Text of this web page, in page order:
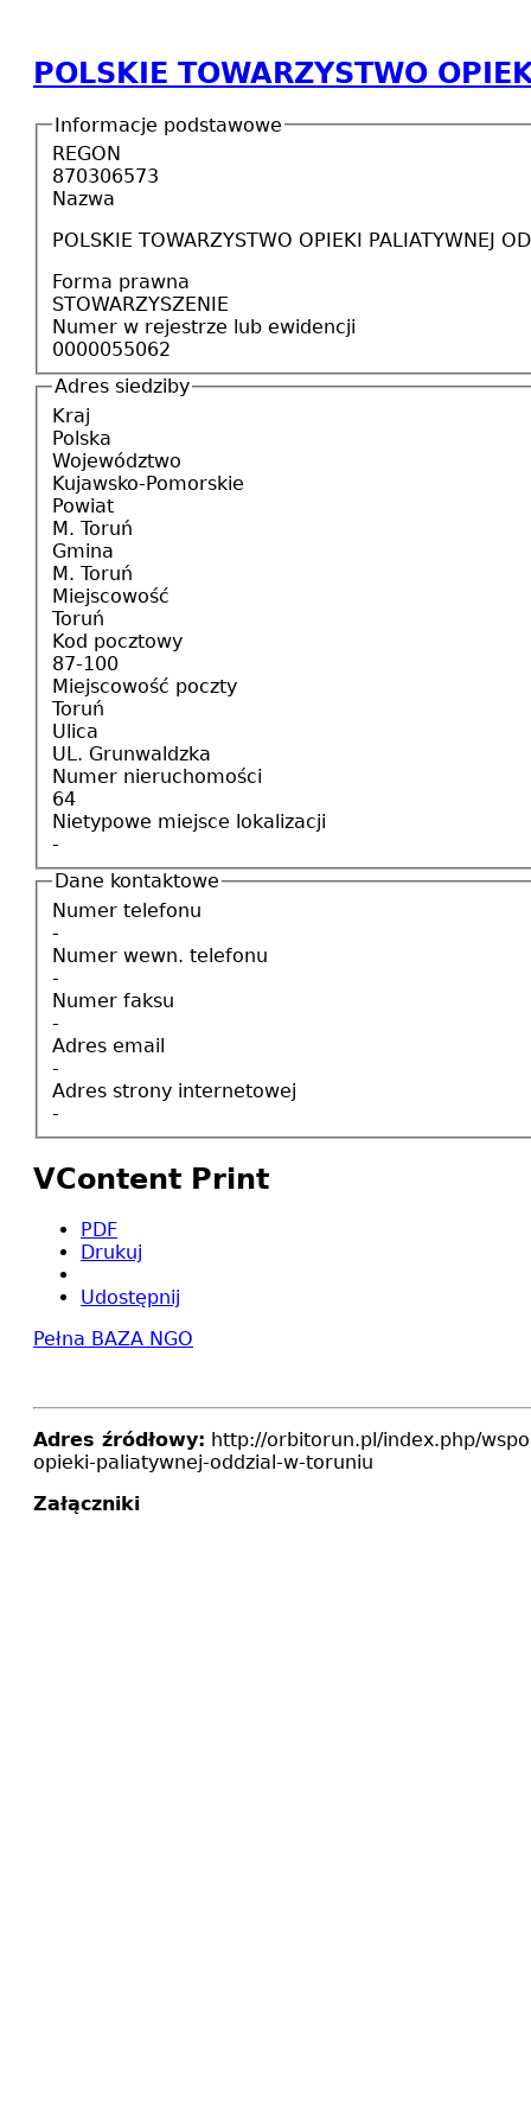
POLSKIE TOWARZYSTWO
Informacje podstawowe
REGON
870306573
Nazwa
POLSKIE TOWARZYSTWO OPIEKI PALIATYWNEJ
Forma prawna
STOWARZYSZENIE
Numer w rejestrze lub ewidencji
0000055062
Adres siedziby
Kraj
Polska
Województwo
Kujawsko-Pomorskie
Powiat
M. Toruń
Gmina
M. Toruń
Miejscowość
Toruń
Kod pocztowy
87-100
Miejscowość poczty
Toruń
Ulica
UL. Grunwaldzka
Numer nieruchomości
64
Nietypowe miejsce lokalizacji
-
Dane kontaktowe
Numer telefonu
-
Numer wewn. telefonu
-
Numer faksu
-
Adres email
-
Adres strony internetowej
-
VContent Print
PDF
Drukuj
Udostępnij
Pełna BAZA NGO
Adres źródłowy: http://orbitorun.pl/index.php/
opieki-paliatywnej-oddzial-w-toruniu
Załączniki